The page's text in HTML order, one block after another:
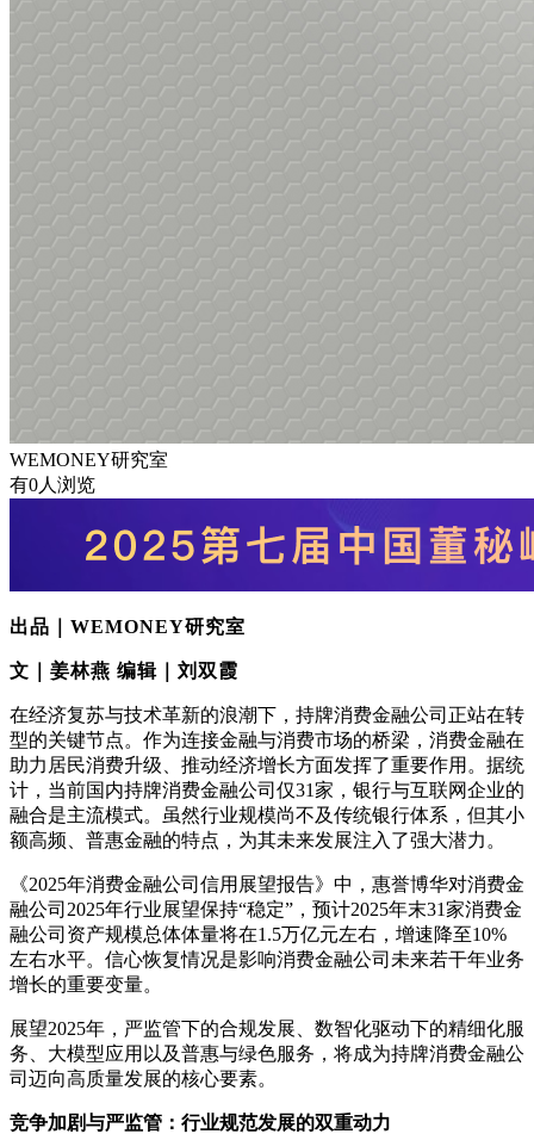
WEMONEY研究室
有0人浏览
出品｜WEMONEY研究室
文｜姜林燕 编辑｜刘双霞
在经济复苏与技术革新的浪潮下，持牌消费金融公司正站在转
型的关键节点。作为连接金融与消费市场的桥梁，消费金融在
助力居民消费升级、推动经济增长方面发挥了重要作用。据统
计，当前国内持牌消费金融公司仅31家，银行与互联网企业的
融合是主流模式。虽然行业规模尚不及传统银行体系，但其小
额高频、普惠金融的特点，为其未来发展注入了强大潜力。
《2025年消费金融公司信用展望报告》中，惠誉博华对消费金
融公司2025年行业展望保持“稳定”，预计2025年末31家消费金
融公司资产规模总体体量将在1.5万亿元左右，增速降至10%
左右水平。信心恢复情况是影响消费金融公司未来若干年业务
增长的重要变量。
展望2025年，严监管下的合规发展、数智化驱动下的精细化服
务、大模型应用以及普惠与绿色服务，将成为持牌消费金融公
司迈向高质量发展的核心要素。
竞争加剧与严监管：行业规范发展的双重动力